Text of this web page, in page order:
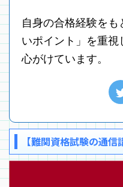
自身の合格経験を
いポイント」を重視
心がけています。
【難関資格試験の通